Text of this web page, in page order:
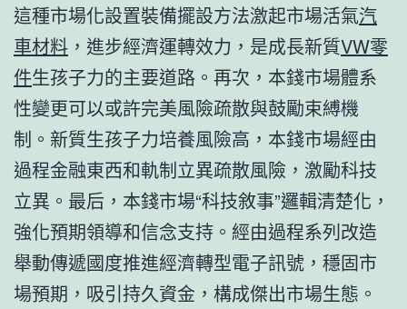
這種市場化設置裝備擺設方法激起市場活氣汽
車材料 ，進步經濟運轉效力，是成長新質VW零
件生孩子力的主要道路。再次，本錢市場體系
性變更可以或許完美風險疏散與鼓勵束縛機
制。新質生孩子力培養風險高，本錢市場經由
過程金融東西和軌制立異疏散風險，激勵科技
立異。最后，本錢市場“科技敘事”邏輯清楚化，
強化預期領導和信念支持。經由過程系列改造
舉動傳遞國度推進經濟轉型電子訊號，穩固市
場預期，吸引持久資金，構成傑出市場生態。